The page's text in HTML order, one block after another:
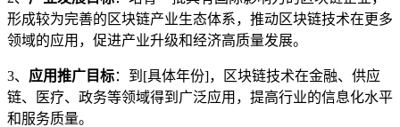
形成较为完善的区块链产业生态体系，推动区块链技术在更多
领域的应用，促进产业升级和经济高质量发展。
3、 应用推广目标：到[具体年份]，区块链技术在金融、供应
链、医疗、政务等领域得到广泛应用，提高行业的信息化水平
和服务质量。